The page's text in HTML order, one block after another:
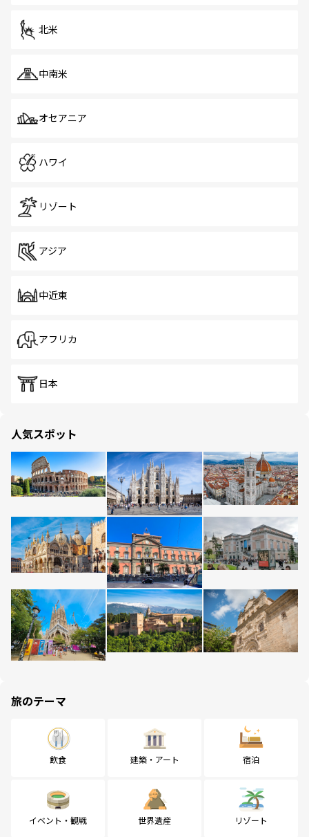
北米
中南米
オセアニア
ハワイ
リゾート
アジア
中近東
アフリカ
日本
人気スポット
旅のテーマ
飲食 建築・アート 宿泊
イベント・観戦 世界遺産 リゾート